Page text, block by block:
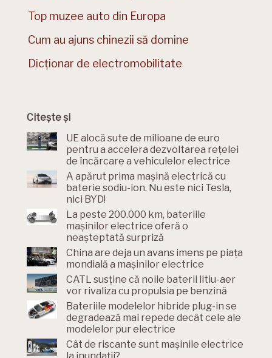
Top muzee auto din Europa
Cum au ajuns chinezii să domine
Dicționar de electromobilitate
Citește și
UE alocă sute de milioane de euro
pentru a accelera dezvoltarea rețelei
de încărcare a vehiculelor electrice
A apărut prima mașină electrică cu
baterie sodiu-ion. Nu este nici Tesla,
nici BYD!
La peste 200.000 km, bateriile
mașinilor electrice oferă o
neașteptată surpriză
China are deja un avans imens pe piața
mondială a mașinilor electrice
CATL susține că noile baterii litiu-aer
vor rivaliza cu propulsia pe benzină
Bateriile modelelor hibride plug-in se
degradează mai repede decât cele ale
modelelor pur electrice
Cât de riscante sunt mașinile electrice